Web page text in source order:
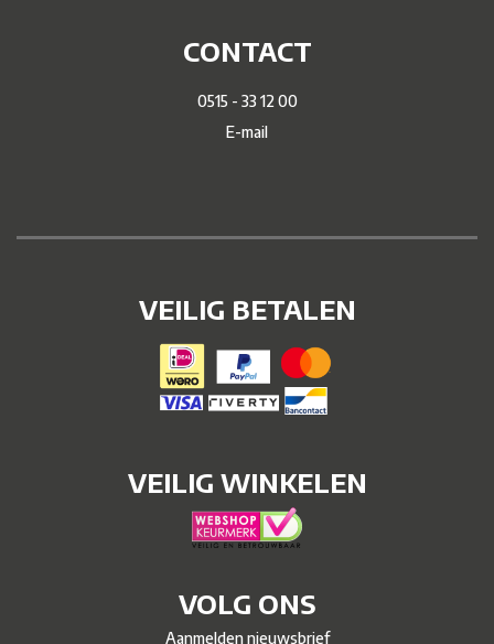
CONTACT
0515 - 33 12 00
E-mail
VEILIG BETALEN
VEILIG WINKELEN
VOLG ONS
Aanmelden nieuwsbrief